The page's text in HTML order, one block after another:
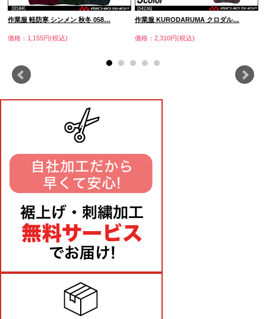
作業服 軽防寒 シンメン 秋冬 058…
価格：1,155円(税込)
作業服 KURODARUMA クロダル…
価格：2,310円(税込)